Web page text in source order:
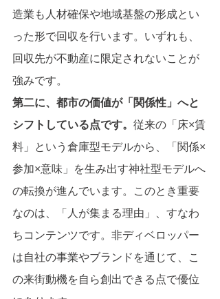
造業も人材確保や地域基盤の形成とい
った形で回収を行います。いずれも、
回収先が不動産に限定されないことが
強みです。
第二に、都市の価値が「関係性」へと
シフトしている点です。 従来の「床×賃
料」という倉庫型モデルから、「関係×
参加×意味」を生み出す神社型モデルへ
の転換が進んでいます。このとき重要
なのは、「人が集まる理由」、すなわ
ちコンテンツです。非ディベロッパー
は自社の事業やブランドを通じて、こ
の来街動機を自ら創出できる点で優位